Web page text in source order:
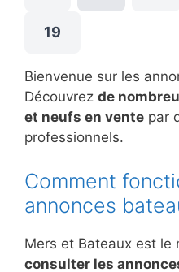
19
Bienvenue sur les
Découvrez de
et neufs en vente par
professionnels.
Comment
annonces
Mers et Bateaux est le
consulter les